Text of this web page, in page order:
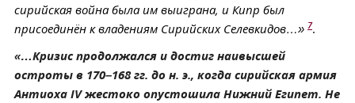
сирийская война была им выиграна, и Кипр был
присоединён к владениям Сирийских Селевкидов…» 7.
«…Кризис продолжался и достиг наивысшей
остроты в 170–168 гг. до н. э., когда сирийская армия
Антиоха IV жестоко опустошила Нижний Египет. Не